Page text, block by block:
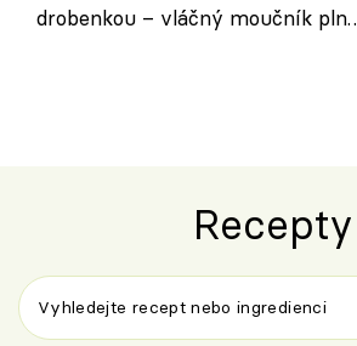
drobenkou – vláčný moučník plný
Recepty